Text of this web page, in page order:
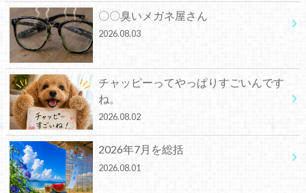
〇〇臭いメガネ屋さん
2026.08.03
チャッピーってやっぱりすごいんです
ね。
2026.08.02
2026年7月を総括
2026.08.01